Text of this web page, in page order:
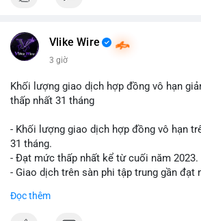
📰 Nguồn: Cointelegraph
Vlike Wire
3 giờ
Khối lượng giao dịch hợp đồng vô hạn
thấp nhất 31 tháng
- Khối lượng giao dịch hợp đồng vô hạn
31 tháng.
- Đạt mức thấp nhất kể từ cuối năm 2023.
- Giao dịch trên sàn phi tập trung gần đạt
Đọc thêm